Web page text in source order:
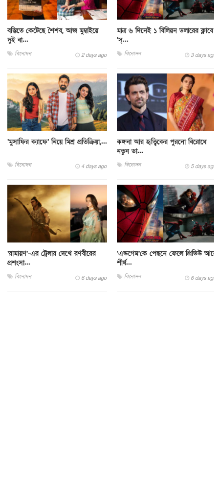
বস্তিতে কেটেছে শৈশব, আজ মুম্বাইয়ে
দুই বা...
বিনোদন 2 days ago
মাত্র ৬ দিনেই ১ বিলিয়ন ডলারের ক্লাবে
‘স্...
বিনোদন 3 days ago
‘মুসাফির ক্যাফে’ নিয়ে মিশ্র প্রতিক্রিয়া,...
বিনোদন 4 days ago
কঙ্গনা আর হৃত্বিকের পুরনো বিরোধে
নতুন ডা...
বিনোদন 5 days ago
‘রামায়ণ’-এর ট্রেলার দেখে রণবীরের
প্রশংসা...
বিনোদন 6 days ago
‘এন্ডগেম’কে পেছনে ফেলে প্রিভিউ আয়ে
শীর্ষ...
বিনোদন 6 days ago